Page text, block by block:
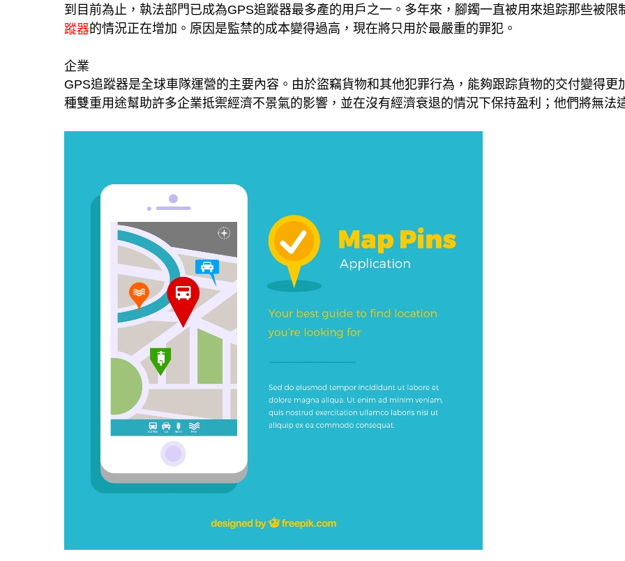
到目前為止，執法部門已成為GPS追蹤器最多產的用戶之一。多年來，腳鐲一直被用來追踪那些被
蹤器的情況正在增加。原因是監禁的成本變得過高，現在將只用於最嚴重的罪犯。
企業
GPS追蹤器是全球車隊運營的主要內容。由於盜竊貨物和其他犯罪行為，能夠跟踪貨物的交付變得
種雙重用途幫助許多企業抵禦經濟不景氣的影響，並在沒有經濟衰退的情況下保持盈利；他們將無法